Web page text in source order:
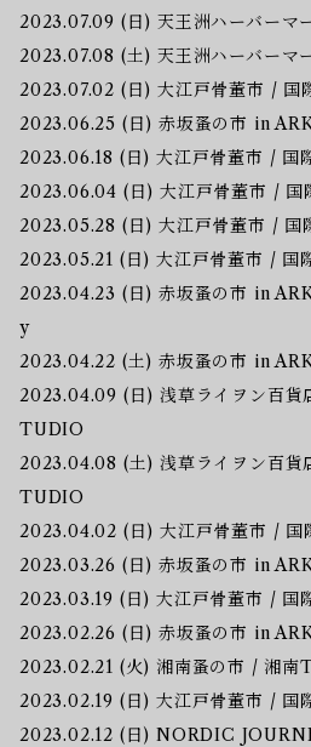
2023.07.09 (日) 天王洲ハーバーマ
2023.07.08 (土) 天王洲ハーバーマ
2023.07.02 (日) 大江戸骨董市 / 国
2023.06.25 (日) 赤坂蚤の市 in
2023.06.18 (日) 大江戸骨董市 / 国
2023.06.04 (日) 大江戸骨董市 / 国
2023.05.28 (日) 大江戸骨董市 / 国
2023.05.21 (日) 大江戸骨董市 / 国
2023.04.23 (日) 赤坂蚤の市 in
y
2023.04.22 (土) 赤坂蚤の市 in
2023.04.09 (日) 浅草ライヲン百
TUDIO
2023.04.08 (土) 浅草ライヲン百
TUDIO
2023.04.02 (日) 大江戸骨董市 / 国
2023.03.26 (日) 赤坂蚤の市 in
2023.03.19 (日) 大江戸骨董市 / 国
2023.02.26 (日) 赤坂蚤の市 in
2023.02.21 (火) 湘南蚤の市 / 湘
2023.02.19 (日) 大江戸骨董市 / 国
2023.02.12 (日) NORDIC